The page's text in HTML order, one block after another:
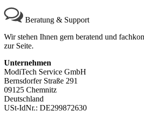
Beratung & Support
Wir stehen Ihnen gern beratend und
zur Seite.
Unternehmen
ModiTech Service GmbH
Bernsdorfer Straße 291
09125 Chemnitz
Deutschland
USt-IdNr.: DE299872630